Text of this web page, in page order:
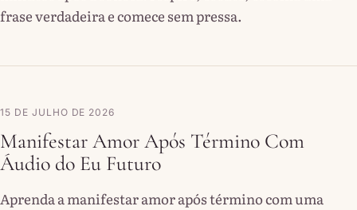
frase verdadeira e comece sem pressa.
15 DE JULHO DE 2026
Manifestar Amor Após Término Com
Áudio do Eu Futuro
Aprenda a manifestar amor após término com uma